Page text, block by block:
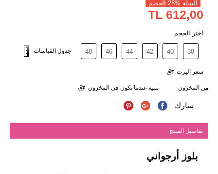
السلة %28 الخصم
612,00 TL
اختر الحجم
38
40
42
44
46
48 جدول القياسات
سعر اليرت
من المخزون تنبيه عندما تكون في المخزون
شارك
تفاصيل المنتج
بلوز أرجواني